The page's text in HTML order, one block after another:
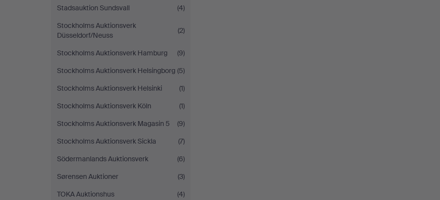
Stadsauktion Sundsvall
(4)
Stockholms Auktionsverk
Düsseldorf/Neuss
(2)
Stockholms Auktionsverk Hamburg
(9)
Stockholms Auktionsverk Helsingborg (5)
Stockholms Auktionsverk Helsinki
(1)
Stockholms Auktionsverk Köln
(1)
Stockholms Auktionsverk Magasin 5
(9)
Stockholms Auktionsverk Sickla
(7)
Södermanlands Auktionsverk
(6)
Sørensen Auktioner
(3)
TOKA Auktionshus
(4)